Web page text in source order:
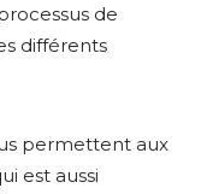
de
différents
permettent aux
est aussi